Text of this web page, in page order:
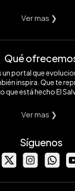
Ver mas ❯
Qué
un portal que
inspira. Que te
que está hecho El
Ver mas ❯
Síguenos